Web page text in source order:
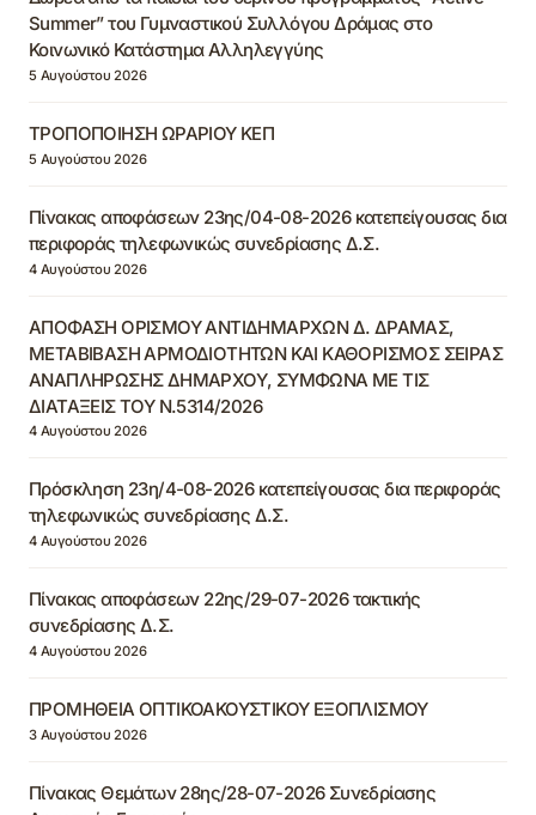
Summer” του Γυμναστικού Συλλόγου Δράμας στο
Κοινωνικό Κατάστημα Αλληλεγγύης
5 Αυγούστου 2026
ΤΡΟΠΟΠΟΙΗΣΗ ΩΡΑΡΙΟΥ ΚΕΠ
5 Αυγούστου 2026
Πίνακας αποφάσεων 23ης/04-08-2026 κατεπείγουσας δια
περιφοράς τηλεφωνικώς συνεδρίασης Δ.Σ.
4 Αυγούστου 2026
ΑΠΟΦΑΣΗ ΟΡΙΣΜΟΥ ΑΝΤΙΔΗΜΑΡΧΩΝ Δ. ΔΡΑΜΑΣ,
ΜΕΤΑΒΙΒΑΣΗ ΑΡΜΟΔΙΟΤΗΤΩΝ ΚΑΙ ΚΑΘΟΡΙΣΜΟΣ ΣΕΙΡΑΣ
ΑΝΑΠΛΗΡΩΣΗΣ ΔΗΜΑΡΧΟΥ, ΣΥΜΦΩΝΑ ΜΕ ΤΙΣ
ΔΙΑΤΑΞΕΙΣ ΤΟΥ Ν.5314/2026
4 Αυγούστου 2026
Πρόσκληση 23η/4-08-2026 κατεπείγουσας δια περιφοράς
τηλεφωνικώς συνεδρίασης Δ.Σ.
4 Αυγούστου 2026
Πίνακας αποφάσεων 22ης/29-07-2026 τακτικής
συνεδρίασης Δ.Σ.
4 Αυγούστου 2026
ΠΡΟΜΗΘΕΙΑ ΟΠΤΙΚΟΑΚΟΥΣΤΙΚΟΥ ΕΞΟΠΛΙΣΜΟΥ
3 Αυγούστου 2026
Πίνακας Θεμάτων 28ης/28-07-2026 Συνεδρίασης